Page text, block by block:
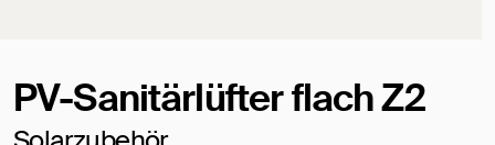
PV-Sanitärlüfter flach Z2